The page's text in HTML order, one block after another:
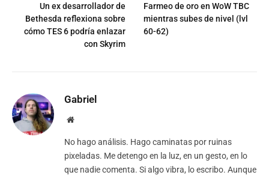
Un ex desarrollador de
Bethesda reflexiona sobre
cómo TES 6 podría enlazar
con Skyrim
Farmeo de oro en WoW TBC
mientras subes de nivel (lvl
60-62)
Gabriel
Website
No hago análisis. Hago caminatas por ruinas
pixeladas. Me detengo en la luz, en un gesto, en lo
que nadie comenta. Si algo vibra, lo escribo. Aunque